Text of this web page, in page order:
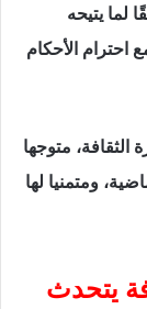
لما يتيحه
احترام الأحكام
متوجها
ومتمنيا لها
يتحدث